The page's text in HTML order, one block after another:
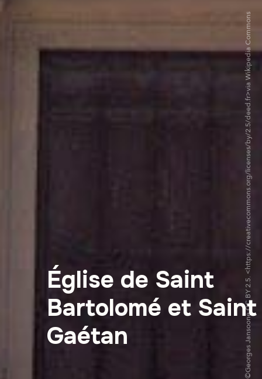
Église de Saint
Bartolomé et Saint
Gaétan
©Georges Jansoone CC BY 2.5. <https://creativecommons.org/licenses/by/2.5/deed.fr>via Wikipedia Commons